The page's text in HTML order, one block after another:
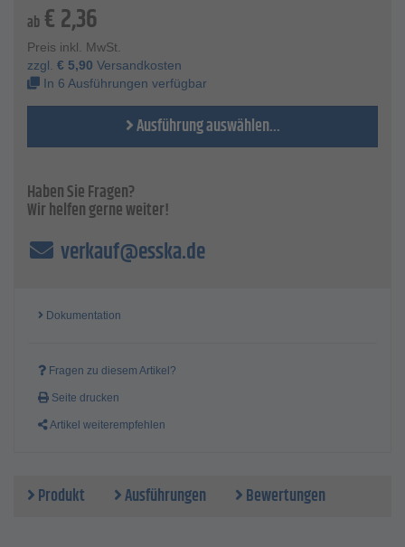
ab €2,36
Preis inkl. MwSt.
zzgl. € 5,90 Versandkosten
In 6 Ausführungen verfügbar
Ausführung auswählen...
Haben Sie Fragen?
Wir helfen gerne weiter!
verkauf@esska.de
Dokumentation
Fragen zu diesem Artikel?
Seite drucken
Artikel weiterempfehlen
Produkt Ausführungen Bewertungen